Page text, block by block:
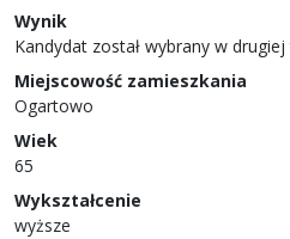
Wynik
Kandydat został wybrany w
Miejscowość zamieszkania
Ogartowo
Wiek
65
Wykształcenie
wyższe